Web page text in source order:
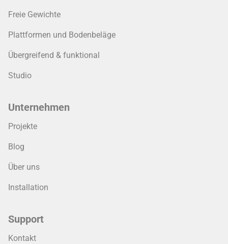
Freie Gewichte
Plattformen und Bodenbeläge
Übergreifend & funktional
Studio
Unternehmen
Projekte
Blog
Über uns
Installation
Support
Kontakt